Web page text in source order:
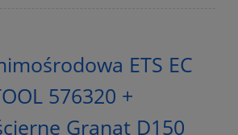
ETS EC
576320 +
Granat D150